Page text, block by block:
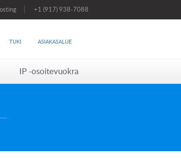
+1 (917) 938-7088
TUKI ASIAKASALUE
IP -osoitevuokra